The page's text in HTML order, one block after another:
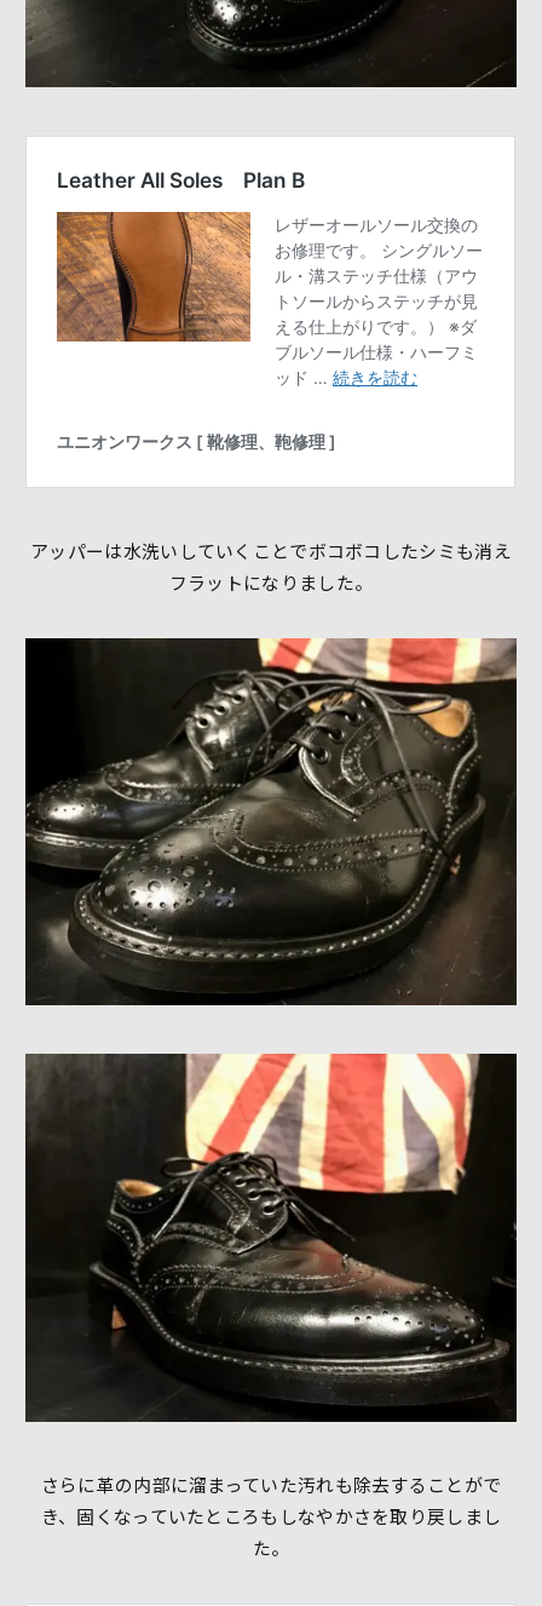
アッパーは水洗いしていくことでボコボコしたシミも消え
フラットになりました。
さらに革の内部に溜まっていた汚れも除去することがで
き、固くなっていたところもしなやかさを取り戻しまし
た。